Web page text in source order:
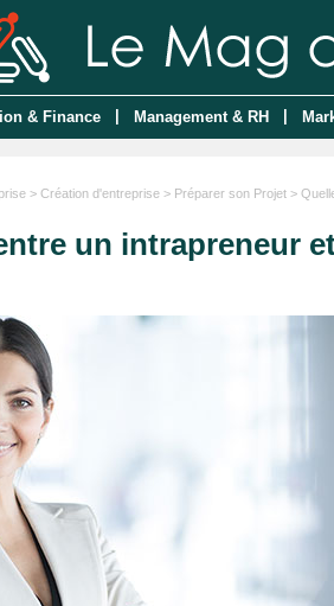
& Finance Management & RH
> Création d'entreprise > Préparer son Projet >
un intrapreneur